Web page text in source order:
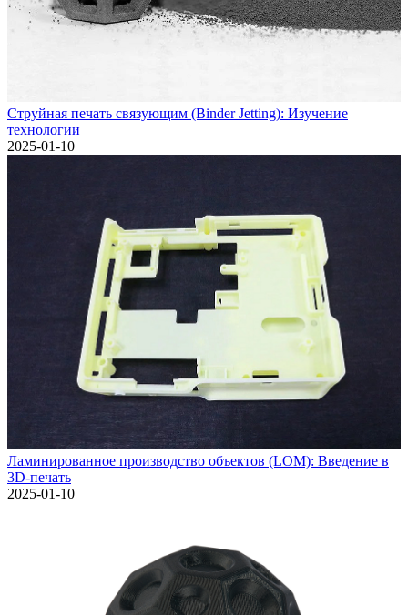
Струйная печать связующим (Binder Jetting): Изучение
технологии
2025-01-10
Ламинированное производство объектов (LOM): Введение в
3D-печать
2025-01-10